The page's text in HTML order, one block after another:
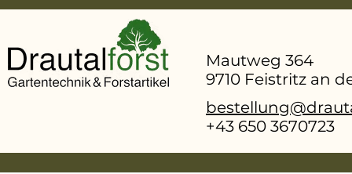
Sie die Sprachsteuerung mit Alexa oder
sowie IFTTT-Routinen nutzen können.
Mautweg 364
9710 Feistritz an
+43 650 3670723